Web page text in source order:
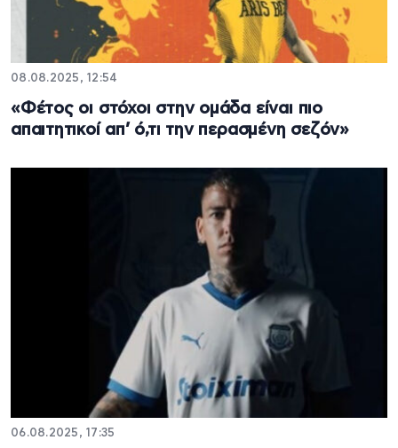
08.08.2025, 12:54
«Φέτος οι στόχοι στην ομάδα είναι πιο
απαιτητικοί απ’ ό,τι την περασμένη σεζόν»
06.08.2025, 17:35